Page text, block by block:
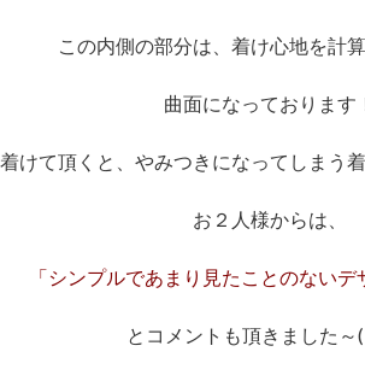
この内側の部分は、着け心地を計
曲面になっております
けて頂くと、やみつきになってしまう
お２人様からは、
「シンプルであまり見たことのないデ
とコメントも頂きました～